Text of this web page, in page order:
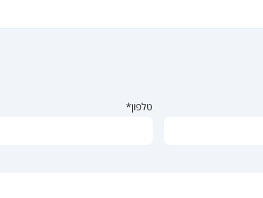
טלפון*